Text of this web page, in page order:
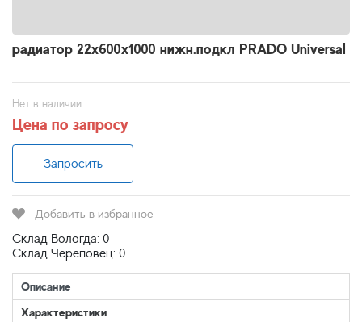
радиатор 22x600х1000 нижн.подкл PRADO Universal
Нет в наличии
Цена по запросу
Запросить
Добавить в избранное
Склад Вологда: 0
Склад Череповец: 0
Описание
Характеристики